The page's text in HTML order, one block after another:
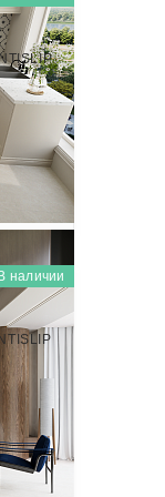
В наличии